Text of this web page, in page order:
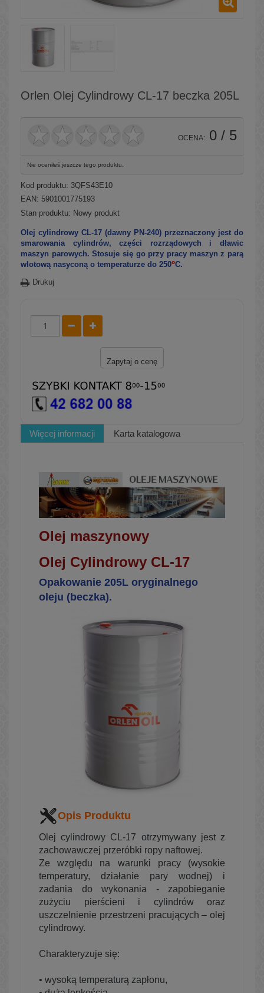
Orlen Olej Cylindrowy CL-17 beczka 205L
OCENA: 0 / 5
Nie oceniłeś jeszcze tego produktu.
Kod produktu: 3QFS43E10
EAN: 5901001775193
Stan produktu: Nowy produkt
​​Olej cylindrowy CL-17 (dawny PN-240) przeznaczony jest do
smarowania cylindrów, części rozrządowych i dławic
maszyn parowych. Stosuje się go przy pracy maszyn z parą
wlotową nasyconą o temperaturze do 250oC.
Drukuj
Zapytaj o cenę
Więcej informacji Karta katalogowa
Olej maszynowy
Olej Cylindrowy CL-17
Opakowanie 205L oryginalnego
oleju (beczka).
Opis Produktu
Olej cylindrowy CL-17 otrzymywany jest z
zachowawczej przeróbki ropy naftowej.
Ze względu na warunki pracy (wysokie
temperatury, działanie pary wodnej) i
zadania do wykonania - zapobieganie
zużyciu pierścieni i cylindrów oraz
uszczelnienie przestrzeni pracujących – olej
cylindrowy.
Charakteryzuje się:
• wysoką temperaturą zapłonu,